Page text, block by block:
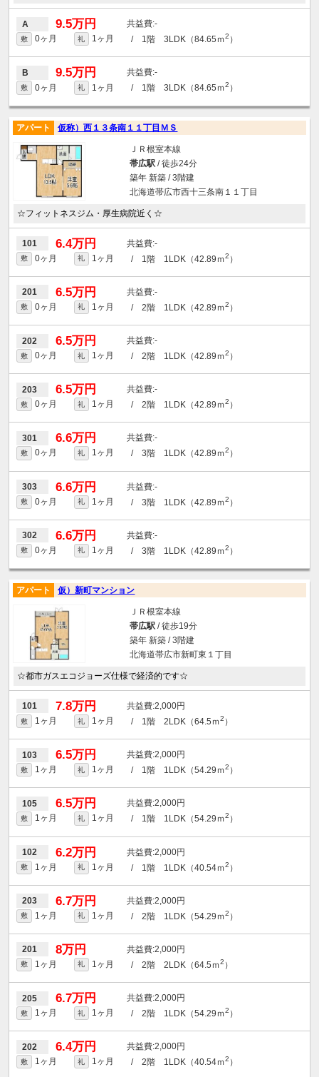
A 9.5万円 -
敷 0ヶ月 礼 1ヶ月 / 1階 3LDK（84.65ｍ2 ）
B 9.5万円 -
敷 0ヶ月 礼 1ヶ月 / 1階 3LDK（84.65ｍ2 ）
アパート 仮称）西１３条南１１丁目ＭＳ
ＪＲ根室本線
帯広駅/ 徒歩24分
築年 新築 / 3階建
北海道帯広市西十三条南１１丁目
☆フィットネスジム・厚生病院近く☆
101 6.4万円 -
敷 0ヶ月 礼 1ヶ月 / 1階 1LDK（42.89ｍ2 ）
201 6.5万円 -
敷 0ヶ月 礼 1ヶ月 / 2階 1LDK（42.89ｍ2 ）
202 6.5万円 -
敷 0ヶ月 礼 1ヶ月 / 2階 1LDK（42.89ｍ2 ）
203 6.5万円 -
敷 0ヶ月 礼 1ヶ月 / 2階 1LDK（42.89ｍ2 ）
301 6.6万円 -
敷 0ヶ月 礼 1ヶ月 / 3階 1LDK（42.89ｍ2 ）
303 6.6万円 -
敷 0ヶ月 礼 1ヶ月 / 3階 1LDK（42.89ｍ2 ）
302 6.6万円 -
敷 0ヶ月 礼 1ヶ月 / 3階 1LDK（42.89ｍ2 ）
アパート 仮）新町マンション
ＪＲ根室本線
帯広駅/ 徒歩19分
築年 新築 / 3階建
北海道帯広市新町東１丁目
☆都市ガスエコジョーズ仕様で経済的です☆
101 7.8万円 2,000円
敷 1ヶ月 礼 1ヶ月 / 1階 2LDK（64.5ｍ2 ）
103 6.5万円 2,000円
敷 1ヶ月 礼 1ヶ月 / 1階 1LDK（54.29ｍ2 ）
105 6.5万円 2,000円
敷 1ヶ月 礼 1ヶ月 / 1階 1LDK（54.29ｍ2 ）
102 6.2万円 2,000円
敷 1ヶ月 礼 1ヶ月 / 1階 1LDK（40.54ｍ2 ）
203 6.7万円 2,000円
敷 1ヶ月 礼 1ヶ月 / 2階 1LDK（54.29ｍ2 ）
201 8万円 2,000円
敷 1ヶ月 礼 1ヶ月 / 2階 2LDK（64.5ｍ2 ）
205 6.7万円 2,000円
敷 1ヶ月 礼 1ヶ月 / 2階 1LDK（54.29ｍ2 ）
202 6.4万円 2,000円
敷 1ヶ月 礼 1ヶ月 / 2階 1LDK（40.54ｍ2 ）